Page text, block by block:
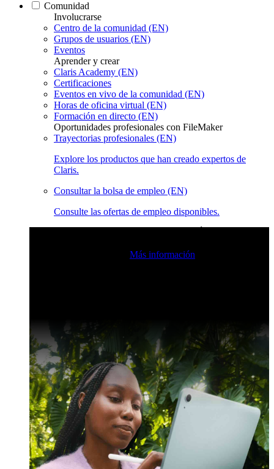
Comunidad
Involucrarse
Centro de la comunidad (EN)
Grupos de usuarios (EN)
Eventos
Aprender y crear
Claris Academy (EN)
Certificaciones
Eventos en vivo de la comunidad (EN)
Horas de oficina virtual (EN)
Formación en directo (EN)
Oportunidades profesionales con FileMaker
Trayectorias profesionales (EN)
Explore los productos que han creado expertos de
Claris.
Consultar la bolsa de empleo (EN)
Consulte las ofertas de empleo disponibles.
Más información